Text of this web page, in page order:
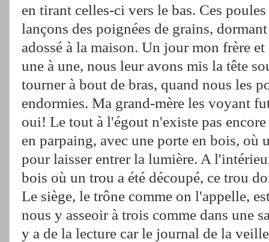
en tirant celles-ci vers le bas. Ces
lançons des poignées de grains,
adossé à la maison. Un jour mon frère
une à une, nous leur avons mis la tête
tourner à bout de bras, quand nous les
endormies. Ma grand-mère les voyant
oui! Le tout à l'égout n'existe pas
en parpaing, avec une porte en bois, où
pour laisser entrer la lumière. A
bois où un trou a été découpé, ce trou
Le siège, le trône comme on l'appelle,
nous y asseoir à trois comme dans une
y a de la lecture car le journal de la